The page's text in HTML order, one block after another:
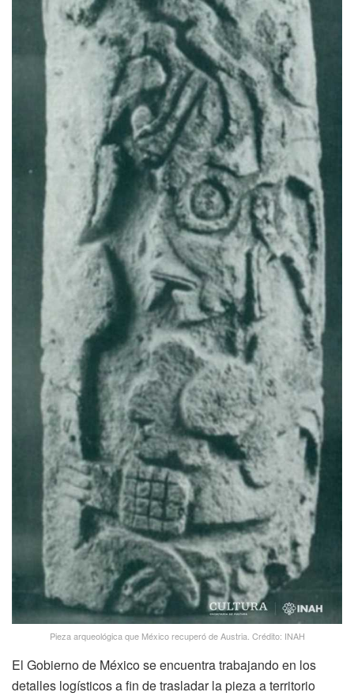
Pieza arqueológica que México recuperó de Austria. Crédito: INAH
El Gobierno de México se encuentra trabajando en los
detalles logísticos a fin de trasladar la pieza a territorio